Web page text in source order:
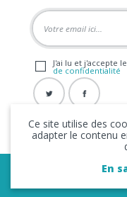
J'ai lu et j'accepte
de confidentialité
Copyright © 2026 La
Ce site utilise des
adapter le contenu
En